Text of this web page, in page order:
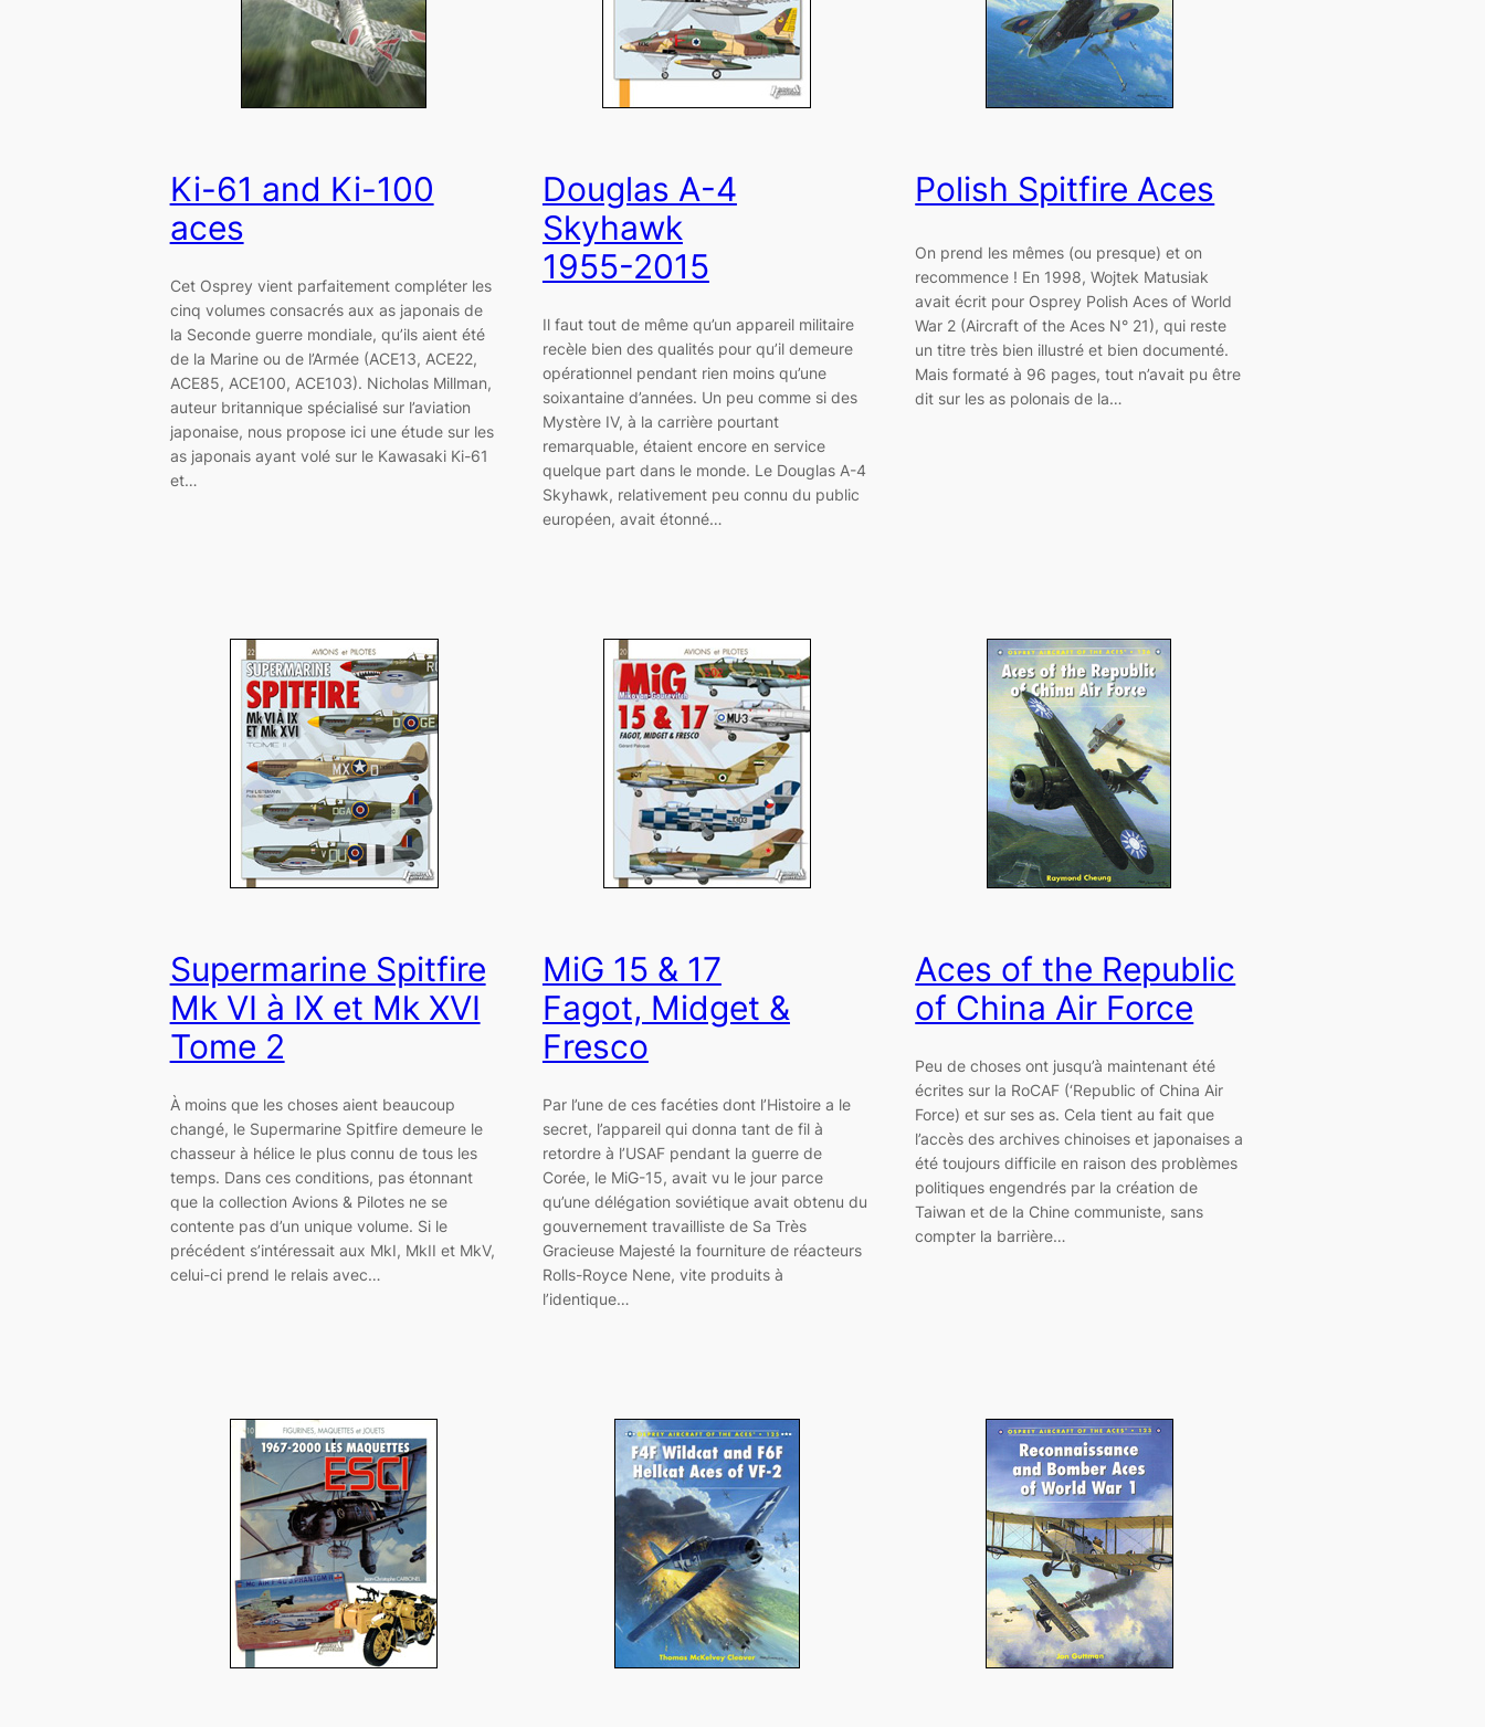
Ki-61 and Ki-100
aces
Cet Osprey vient parfaitement compléter les
cinq volumes consacrés aux as japonais de
la Seconde guerre mondiale, qu’ils aient été
de la Marine ou de l’Armée (ACE13, ACE22,
ACE85, ACE100, ACE103). Nicholas Millman,
auteur britannique spécialisé sur l’aviation
japonaise, nous propose ici une étude sur les
as japonais ayant volé sur le Kawasaki Ki-61
et…
Douglas A-4
Skyhawk
1955-2015
Il faut tout de même qu’un appareil militaire
recèle bien des qualités pour qu’il demeure
opérationnel pendant rien moins qu’une
soixantaine d’années. Un peu comme si des
Mystère IV, à la carrière pourtant
remarquable, étaient encore en service
quelque part dans le monde. Le Douglas A-4
Skyhawk, relativement peu connu du public
européen, avait étonné…
Polish Spitfire Aces
On prend les mêmes (ou presque) et on
recommence ! En 1998, Wojtek Matusiak
avait écrit pour Osprey Polish Aces of World
War 2 (Aircraft of the Aces N° 21), qui reste
un titre très bien illustré et bien documenté.
Mais formaté à 96 pages, tout n’avait pu être
dit sur les as polonais de la…
Supermarine Spitfire
Mk VI à IX et Mk XVI
Tome 2
À moins que les choses aient beaucoup
changé, le Supermarine Spitfire demeure le
chasseur à hélice le plus connu de tous les
temps. Dans ces conditions, pas étonnant
que la collection Avions & Pilotes ne se
contente pas d’un unique volume. Si le
précédent s’intéressait aux MkI, MkII et MkV,
celui-ci prend le relais avec…
MiG 15 & 17
Fagot, Midget &
Fresco
Par l’une de ces facéties dont l’Histoire a le
secret, l’appareil qui donna tant de fil à
retordre à l’USAF pendant la guerre de
Corée, le MiG-15, avait vu le jour parce
qu’une délégation soviétique avait obtenu du
gouvernement travailliste de Sa Très
Gracieuse Majesté la fourniture de réacteurs
Rolls-Royce Nene, vite produits à
l’identique…
Aces of the Republic
of China Air Force
Peu de choses ont jusqu’à maintenant été
écrites sur la RoCAF (‘Republic of China Air
Force) et sur ses as. Cela tient au fait que
l’accès des archives chinoises et japonaises a
été toujours difficile en raison des problèmes
politiques engendrés par la création de
Taiwan et de la Chine communiste, sans
compter la barrière…